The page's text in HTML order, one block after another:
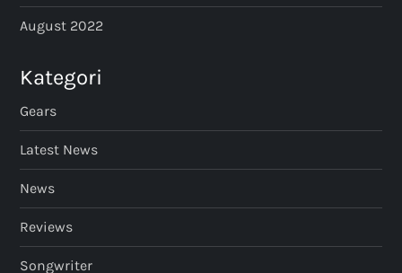
August 2022
Kategori
Gears
Latest News
News
Reviews
Songwriter